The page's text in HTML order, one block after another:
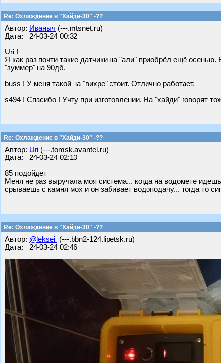
Re: Охлаждение в "Хайди-30" -??
Автор: Иваныч (---.mtsnet.ru)
Дата: 24-03-24 00:32
Uri !
Я как раз почти такие датчики на "али" приобрёл ещё
"зуммер" на 90дб.
buss ! У меня такой на "вихре" стоит. Отлично работает.
s494 ! Спасибо ! Учту при изготовлении. На "хайди" говорят
Re: Охлаждение в "Хайди-30" -??
Автор: Uri (---.tomsk.avantel.ru)
Дата: 24-03-24 02:10
85 подойдет
Меня не раз выручала моя система... когда на водомете
срываешь с камня мох и он забивает водоподачу... тогда то
Re: Охлаждение в "Хайди-30" -??
Автор: @leksei (---.bbn2-124.lipetsk.ru)
Дата: 24-03-24 02:46